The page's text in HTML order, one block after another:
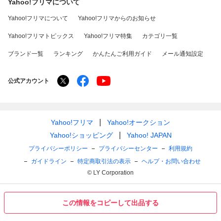
この情報をコピーして出品する
Yahoo!フリマについて
Yahoo!フリマについて Yahoo!フリマからのお知らせ
Yahoo!フリマトピックス Yahoo!フリマ特集 カテゴリ一覧
ブランド一覧 ランキング かんたんご利用ガイド メール通知設定
公式アカウント
Yahoo!フリマ
Yahoo!オークション
Yahoo!ショッピング
Yahoo! JAPAN
プライバシーポリシー プライバシーセンター
利用規約
ガイドライン
特定商取引法の表示
ヘルプ・お問い合わせ
© LY Corporation